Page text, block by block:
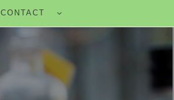
CONTACT